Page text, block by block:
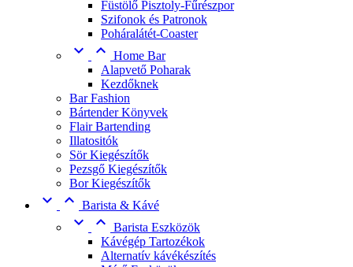
Füstölő Pisztoly-Fűrészpor
Szifonok és Patronok
Poháralátét-Coaster
  Home Bar
Alapvető Poharak
Kezdőknek
Bar Fashion
Bártender Könyvek
Flair Bartending
Illatositók
Sör Kiegészítők
Pezsgő Kiegészítők
Bor Kiegészítők
  Barista & Kávé
  Barista Eszközök
Kávégép Tartozékok
Alternatív kávékészítés